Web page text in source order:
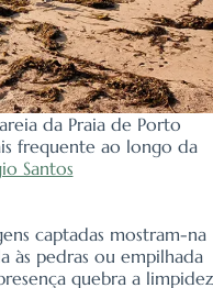
da Praia de Porto
frequente ao longo da
Santos
captadas mostram-na
às pedras ou empilhada
quebra a limpidez